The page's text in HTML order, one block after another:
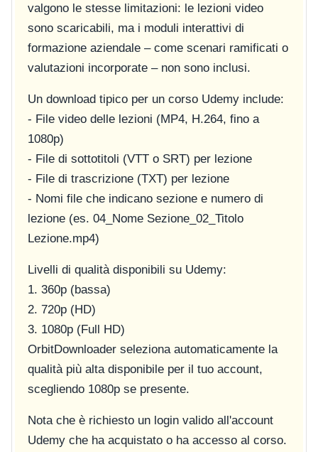
valgono le stesse limitazioni: le lezioni video
sono scaricabili, ma i moduli interattivi di
formazione aziendale – come scenari ramificati o
valutazioni incorporate – non sono inclusi.
Un download tipico per un corso Udemy include:
- File video delle lezioni (MP4, H.264, fino a
1080p)
- File di sottotitoli (VTT o SRT) per lezione
- File di trascrizione (TXT) per lezione
- Nomi file che indicano sezione e numero di
lezione (es. 04_Nome Sezione_02_Titolo
Lezione.mp4)
Livelli di qualità disponibili su Udemy:
1. 360p (bassa)
2. 720p (HD)
3. 1080p (Full HD)
OrbitDownloader seleziona automaticamente la
qualità più alta disponibile per il tuo account,
scegliendo 1080p se presente.
Nota che è richiesto un login valido all'account
Udemy che ha acquistato o ha accesso al corso.